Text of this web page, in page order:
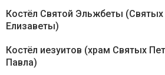
Костёл Святой Эльжбеты (Святых
Елизаветы)
Костёл иезуитов (храм Святых
Павла)